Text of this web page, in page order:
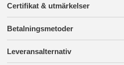
Certifikat & utmärkelser
Betalningsmetoder
Leveransalternativ